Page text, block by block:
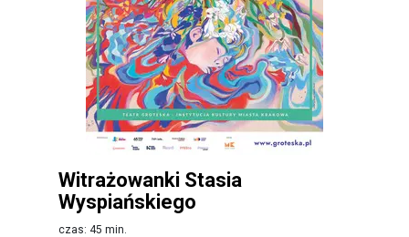
Witrażowanki Stasia
Wyspiańskiego
czas: 45 min.